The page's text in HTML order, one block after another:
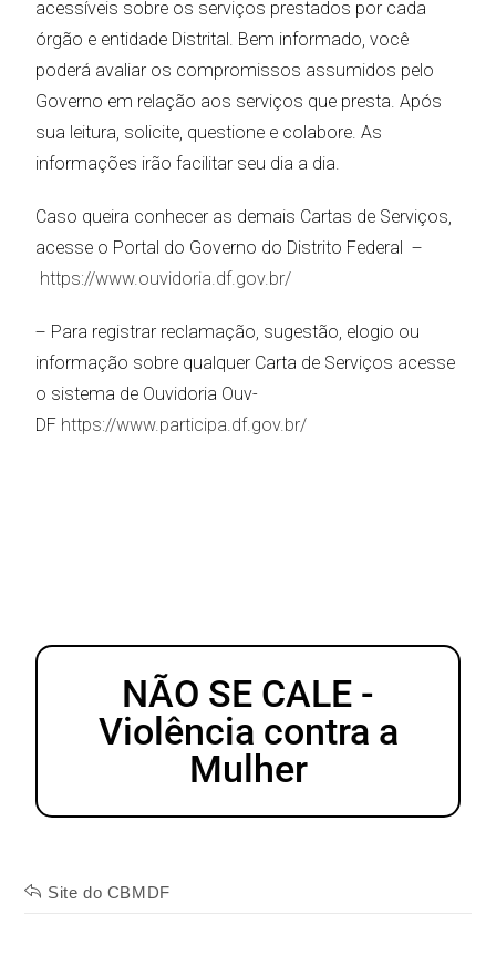
acessíveis sobre os serviços prestados por cada
órgão e entidade Distrital. Bem informado, você
poderá avaliar os compromissos assumidos pelo
Governo em relação aos serviços que presta. Após
sua leitura, solicite, questione e colabore. As
informações irão facilitar seu dia a dia.
Caso queira conhecer as demais Cartas de Serviços,
acesse o Portal do Governo do Distrito Federal –
https://www.ouvidoria.df.gov.br/
– Para registrar reclamação, sugestão, elogio ou
informação sobre qualquer Carta de Serviços acesse
o sistema de Ouvidoria Ouv-
DF https://www.participa.df.gov.br/
NÃO SE CALE -
Violência contra a
Mulher
Site do CBMDF